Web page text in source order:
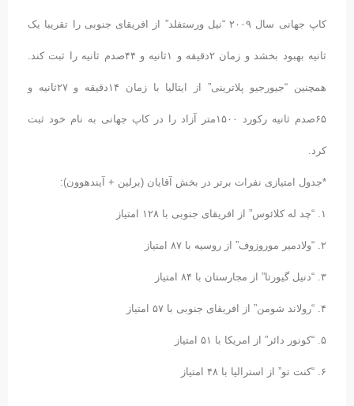
کاپ جهانی سال ٢۰۰٩ “نیل ورستفلد” از افریقای جنوبی را تقریبا یک
ثانیه بهبود بخشد و زمان ٢دقیقه و ١ثانیه و ۴۴صدم ثانیه را ثبت کند.
همچنین “جیورجیو پلاترینی” از ایتالیا با زمان ١۴دقیقه و ٢٧ثانیه و
۶۵صدم ثانیه رکورد ١۵۰۰متر آزاد را در کاپ جهانی به نام خود ثبت
کرد.
*جدول امتیازی نفرات برتر در بخش آقایان (برلین + آیندهوون):
٢. “ولادمیر موروزوف” از روسیه با ٨٧ امتیاز
٣. “دنیل گیورتا” از مجارستان با ٨۴ امتیاز
۴. “رولاند شومن” از افریقای جنوبی با ۵٧ امتیاز
۵. “کونور دائر” از امریکا با ۵١ امتیاز
۶. “کنت تو” از استرالیا با ۴٨ امتیاز